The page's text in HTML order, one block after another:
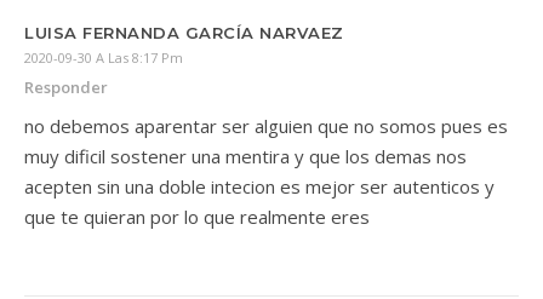
LUISA FERNANDA GARCÍA NARVAEZ
2020-09-30 A Las 8:17 Pm
Responder
no debemos aparentar ser alguien que no somos pues es
muy dificil sostener una mentira y que los demas nos
acepten sin una doble intecion es mejor ser autenticos y
que te quieran por lo que realmente eres